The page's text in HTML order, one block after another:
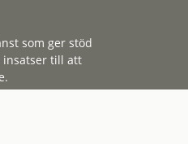
som ger stöd
insatser till att